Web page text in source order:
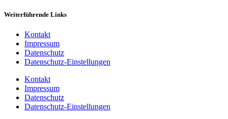
Weiterführende Links
Kontakt
Impressum
Datenschutz
Datenschutz-Einstellungen
Kontakt
Impressum
Datenschutz
Datenschutz-Einstellungen